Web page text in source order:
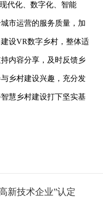
代化、数字化、智能
市运营的服务质量，加
设VR数字乡村，整体适
内容分享，及时反馈乡
乡村建设兴趣，充分发
慧乡村建设打下坚实基
新技术企业”认定